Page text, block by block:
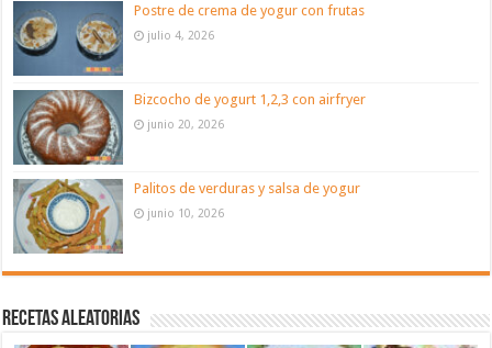
Postre de crema de yogur con frutas
julio 4, 2026
Bizcocho de yogurt 1,2,3 con airfryer
junio 20, 2026
Palitos de verduras y salsa de yogur
junio 10, 2026
Recetas aleatorias